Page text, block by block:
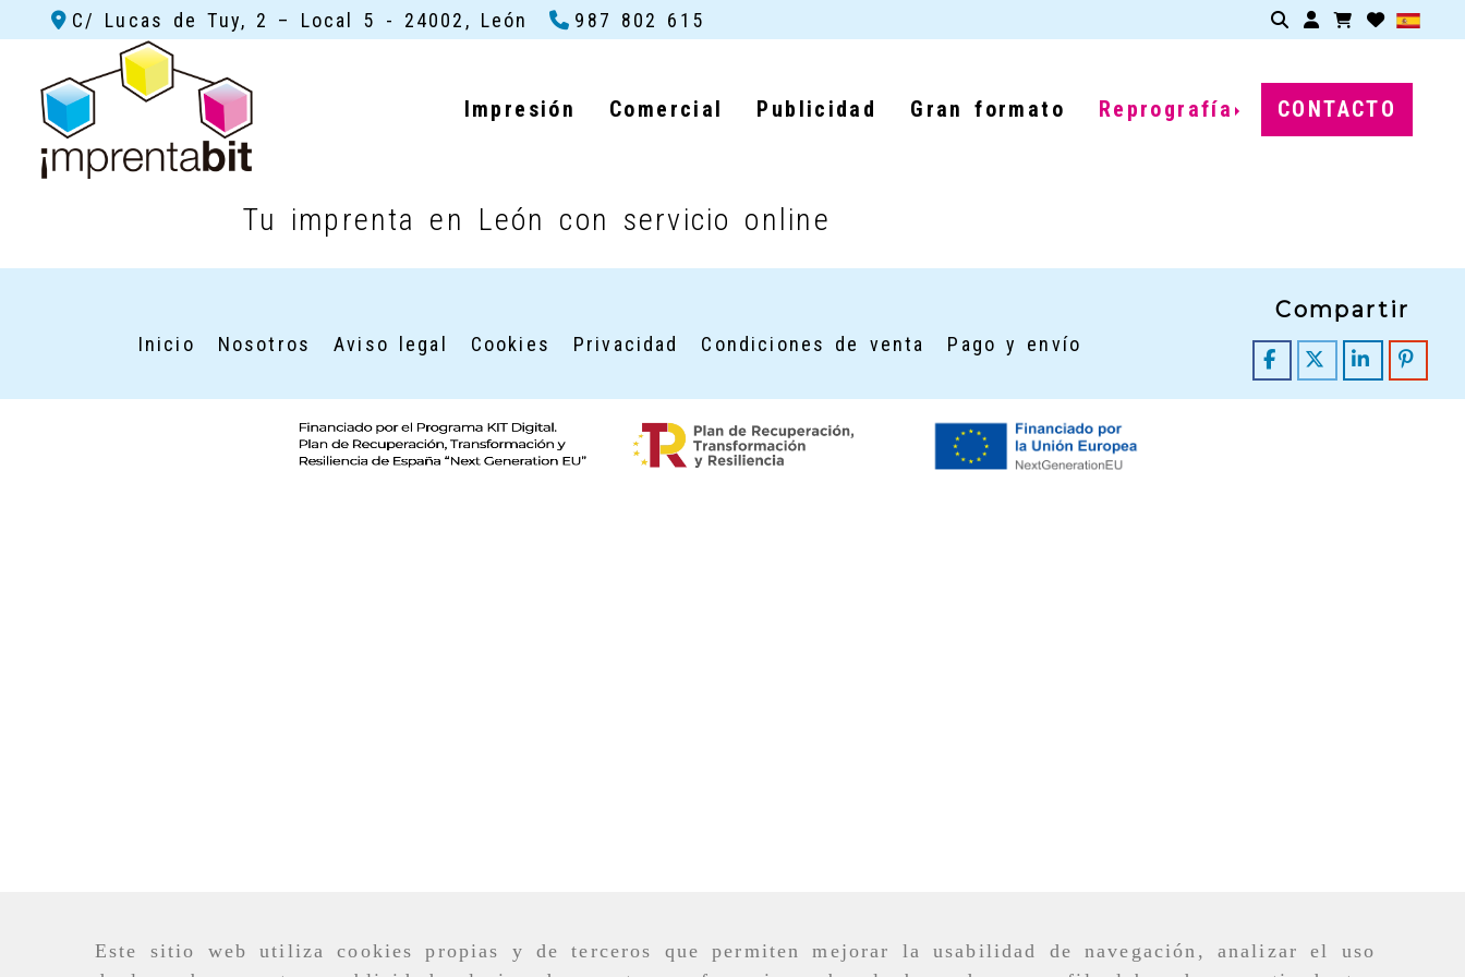
Este sitio web utiliza cookies propias y de terceros que permiten mejorar la usabilidad de navegación, analizar el uso
C/ Lucas de Tuy, 2 – Local 5 - 24002, León 987 802 615 Identifícate
Impresión Comercial Publicidad Gran formato Reprografía CONTACTO
Reprografía online
Tu imprenta en León con servicio online
Inicio Nosotros Aviso legal Cookies Privacidad Condiciones de venta Pago y envío
Compartir